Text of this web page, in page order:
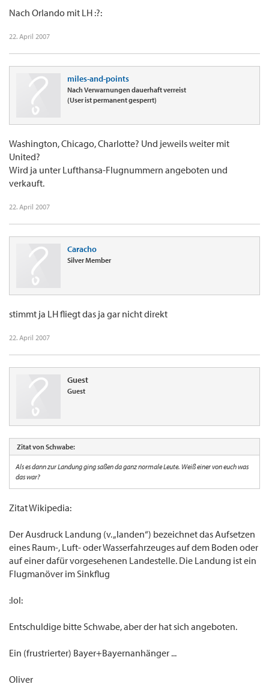
Nach Orlando mit LH :?:
22. April 2007
miles-and-points
Nach Verwarnungen dauerhaft verreist
(User ist permanent gesperrt)
Washington, Chicago, Charlotte? Und jeweils weiter mit
United?
Wird ja unter Lufthansa-Flugnummern angeboten und
verkauft.
22. April 2007
Caracho
Silver Member
stimmt ja LH fliegt das ja gar nicht direkt
22. April 2007
Guest
Guest
Zitat von Schwabe:
Als es dann zur Landung ging saßen da ganz normale Leute. Weiß einer von euch was
das war?
Zitat Wikipedia:
Der Ausdruck Landung (v. „landen“) bezeichnet das Aufsetzen
eines Raum-, Luft- oder Wasserfahrzeuges auf dem Boden oder
auf einer dafür vorgesehenen Landestelle. Die Landung ist ein
Flugmanöver im Sinkflug
:lol:
Entschuldige bitte Schwabe, aber der hat sich angeboten.
Ein (frustrierter) Bayer+Bayernanhänger ...
Oliver